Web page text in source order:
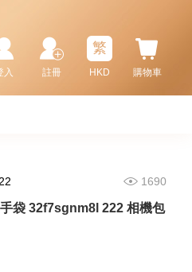
購物車
繁
HKD
註冊
入
1690
袋 32f7sgnm8l 222 相機包